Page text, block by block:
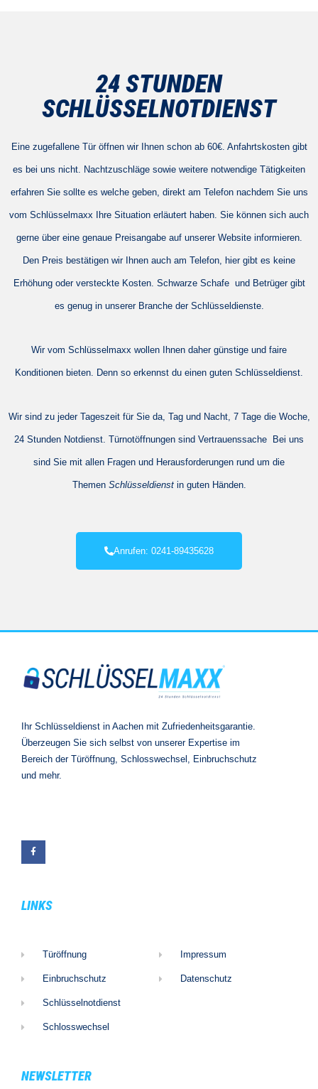
24 STUNDEN
SCHLÜSSELNOTDIENST
Eine zugefallene Tür öffnen wir Ihnen schon ab 60€. Anfahrtskosten gibt
es bei uns nicht. Nachtzuschläge sowie weitere notwendige Tätigkeiten
erfahren Sie sollte es welche geben, direkt am Telefon nachdem Sie uns
vom Schlüsselmaxx Ihre Situation erläutert haben. Sie können sich auch
gerne über eine genaue Preisangabe auf unserer Websiteinformieren.
Den Preis bestätigen wir Ihnen auch am Telefon, hier gibt es keine
Erhöhung oder versteckte Kosten. Schwarze Schafeund Betrüger gibt
es genug in unserer Branche der Schlüsseldienste.
Wir vom Schlüsselmaxx wollen Ihnen daher günstige und faire
Konditionen bieten. Denn so erkennst du einen guten Schlüsseldienst.
Wir sind zu jeder Tageszeit für Sie da, Tag und Nacht, 7 Tage die Woche,
24 Stunden Notdienst. Türnotöffnungen sind Vertrauenssache Bei uns
sind Sie mit allen Fragen und Herausforderungen rund um die
Themen Schlüsseldienst in guten Händen.
Anrufen: 0241-89435628
Ihr Schlüsseldienst in Aachen mit Zufriedenheitsgarantie.
Überzeugen Sie sich selbst von unserer Expertise im
Bereich der Türöffnung, Schlosswechsel, Einbruchschutz
und mehr.
LINKS
Türöffnung
Einbruchschutz
Schlüsselnotdienst
Schlosswechsel
Impressum
Datenschutz
NEWSLETTER